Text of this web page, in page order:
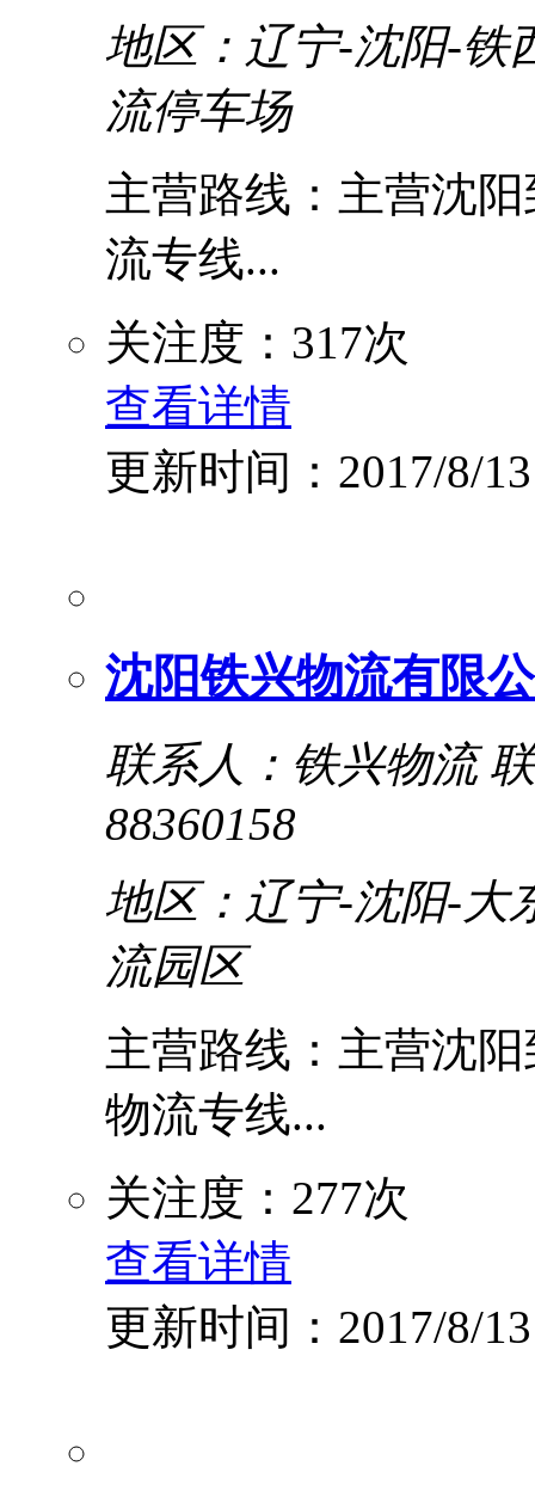
地区：辽宁-沈阳-铁
流停车场
主营路线：主营沈
流专线...
关注度：317次
查看详情
更新时间：2017/8/13
沈阳铁兴物流有限
联系人：铁兴物流
88360158
地区：辽宁-沈阳-大
流园区
主营路线：主营沈
物流专线...
关注度：277次
查看详情
更新时间：2017/8/13